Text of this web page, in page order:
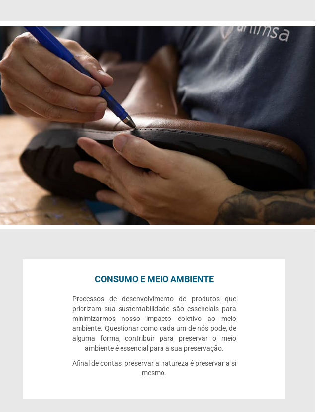
CONSUMO E MEIO AMBIENTE
Processos de desenvolvimento de produtos que
priorizam sua sustentabilidade são essenciais para
minimizarmos nosso impacto coletivo ao meio
ambiente. Questionar como cada um de nós pode, de
alguma forma, contribuir para preservar o meio
ambiente é essencial para a sua preservação.
Afinal de contas, preservar a natureza é preservar a si
mesmo.